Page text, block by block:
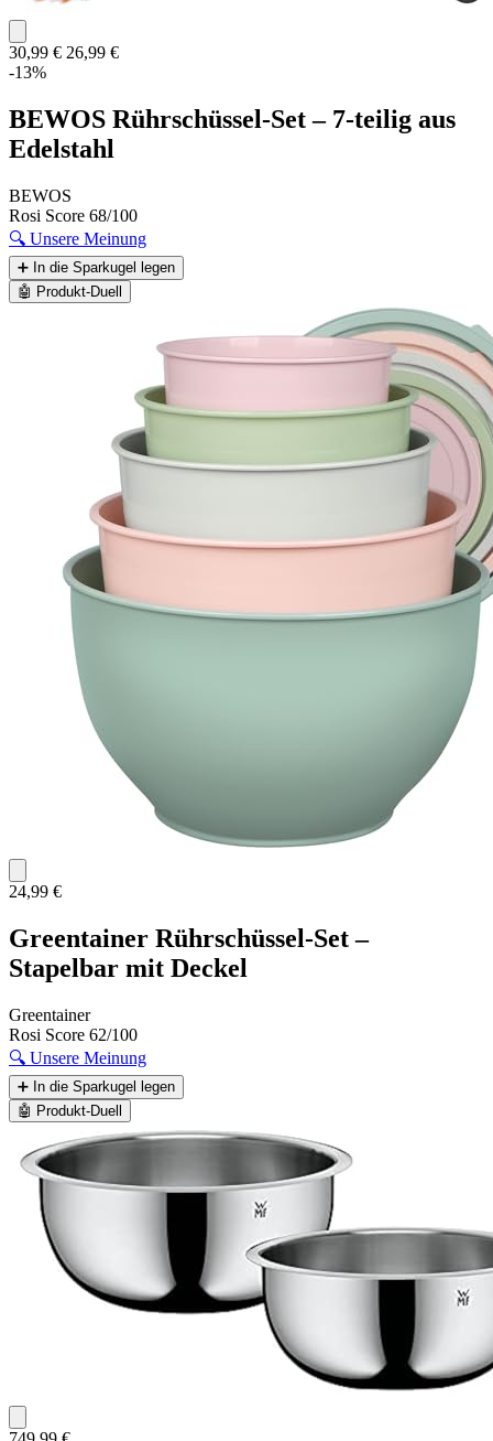
30,99 € 26,99 €
-13%
BEWOS Rührschüssel-Set – 7-teilig aus
Edelstahl
BEWOS
Rosi Score 68/100
🔍 Unsere Meinung
➕ In die Sparkugel legen
🤖 Produkt-Duell
24,99 €
Greentainer Rührschüssel-Set –
Stapelbar mit Deckel
Greentainer
Rosi Score 62/100
🔍 Unsere Meinung
➕ In die Sparkugel legen
🤖 Produkt-Duell